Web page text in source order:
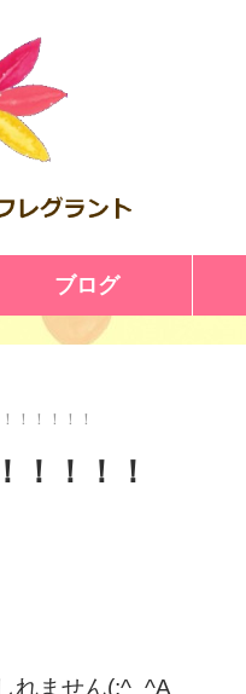
ブログ
！！！！！
！！！！
れません(;^_^A